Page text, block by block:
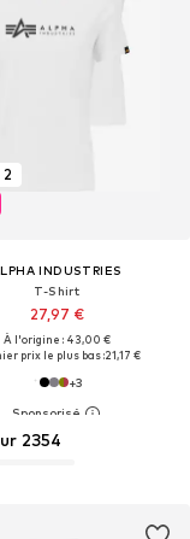
INDUSTRIES
T-Shirt
27,97 €
À l'origine : 43,00 €
prix le plus bas :21,17 €
+3
2354